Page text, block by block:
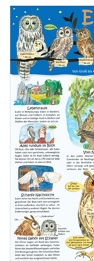
Karten
Kreative
Lernposter,
Bücher,
Karten
für
Familie,
Schule,
Hause
und
Geschenkidee